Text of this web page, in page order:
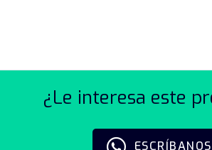
¿Le interesa este
ESCRÍBANOS